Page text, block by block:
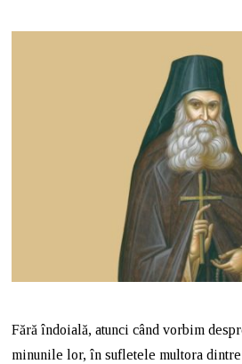
R
E
2
0
2
5
Fără îndoială, atunci când vorbim
minunile lor, în sufletele multora